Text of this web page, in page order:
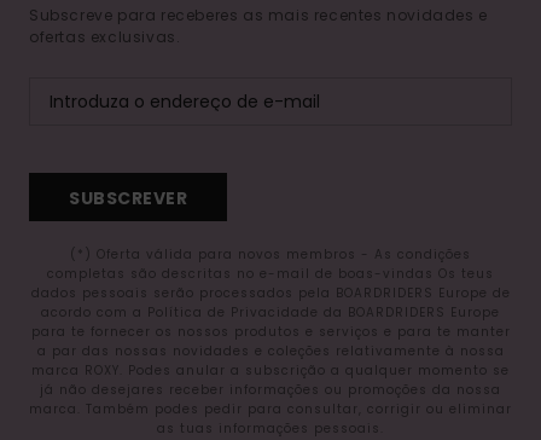
Subscreve para receberes as mais recentes novidades e
ofertas exclusivas.
SUBSCREVER
(*) Oferta válida para novos membros - As condições
completas são descritas no e-mail de boas-vindas Os teus
dados pessoais serão processados pela BOARDRIDERS Europe de
acordo com a Política de Privacidade da BOARDRIDERS Europe
para te fornecer os nossos produtos e serviços e para te manter
a par das nossas novidades e coleções relativamente à nossa
marca ROXY. Podes anular a subscrição a qualquer momento se
já não desejares receber informações ou promoções da nossa
marca. Também podes pedir para consultar, corrigir ou eliminar
as tuas informações pessoais.